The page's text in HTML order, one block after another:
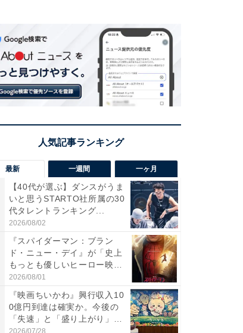
最新 一週間 一ヶ月
【40代が選ぶ】ダンスがうま
いと思うSTARTO社所属の30
代タレントランキング...
2026/08/02
『スパイダーマン：ブラン
ド・ニュー・デイ』が「史上
もっとも優しいヒーロー映
画」に...
2026/08/01
『映画ちいかわ』興行収入10
0億円到達は確実か。今後の
「失速」と「盛り上がり」
が...